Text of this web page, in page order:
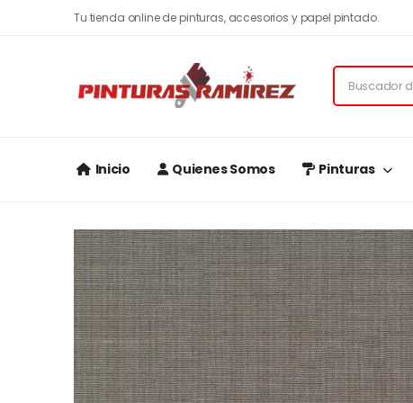
Tu tienda online de pinturas, accesorios y papel pintado.
Inicio Quienes Somos Pinturas